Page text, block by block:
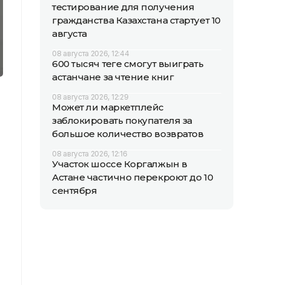
тестирование для получения
гражданства Казахстана стартует 10
августа
08 августа 2026, 12:44
600 тысяч теңге смогут выиграть
астанчане за чтение книг
08 августа 2026, 12:29
Может ли маркетплейс
заблокировать покупателя за
большое количество возвратов
08 августа 2026, 12:16
Участок шоссе Коргалжын в
Астане частично перекроют до 10
сентября